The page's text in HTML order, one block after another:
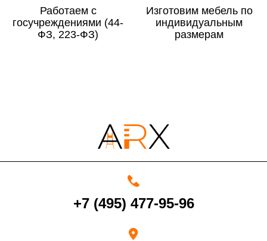
По Москве
10%
По Московской области
Срок возврата товара надлежащего качества составляет 30 дней с
счет в течение 5-30 рабочих дней (срок зависит от банка, который
выдал Вашу банковскую карту).
Работаем с
госучреждениями (44-
ФЗ, 223-ФЗ)
Изготовим мебель по
индивидуальным
размерам
+7 (495) 477-95-96